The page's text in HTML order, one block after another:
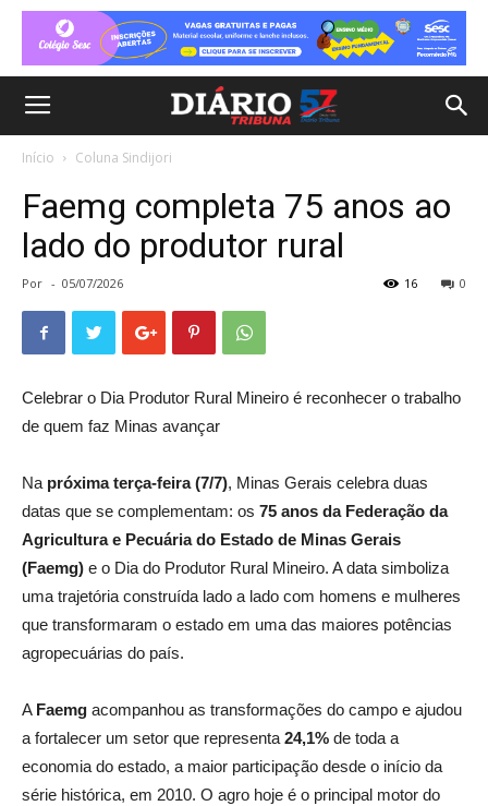
Início Coluna Sindijori
Faemg completa 75 anos ao
lado do produtor rural
Por - 05/07/2026 0
16
Celebrar o Dia Produtor Rural Mineiro é reconhecer o trabalho
de quem faz Minas avançar
Na próxima terça-feira (7/7), Minas Gerais celebra duas
datas que se complementam: os 75 anos da Federação da
Agricultura e Pecuária do Estado de Minas Gerais
(Faemg) e o Dia do Produtor Rural Mineiro. A data simboliza
uma trajetória construída lado a lado com homens e mulheres
que transformaram o estado em uma das maiores potências
agropecuárias do país.
A Faemg acompanhou as transformações do campo e ajudou
a fortalecer um setor que representa 24,1% de toda a
economia do estado, a maior participação desde o início da
série histórica, em 2010. O agro hoje é o principal motor do